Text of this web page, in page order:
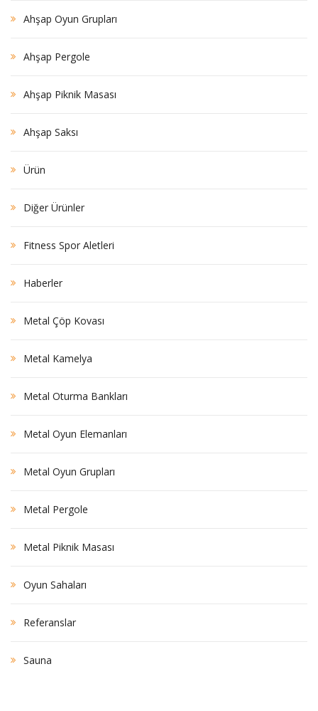
Ahşap Oyun Grupları
Ahşap Pergole
Ahşap Piknik Masası
Ahşap Saksı
Ürün
Diğer Ürünler
Fitness Spor Aletleri
Haberler
Metal Çöp Kovası
Metal Kamelya
Metal Oturma Bankları
Metal Oyun Elemanları
Metal Oyun Grupları
Metal Pergole
Metal Piknik Masası
Oyun Sahaları
Referanslar
Sauna